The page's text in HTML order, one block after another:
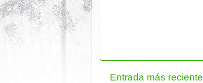
Entrada más reciente